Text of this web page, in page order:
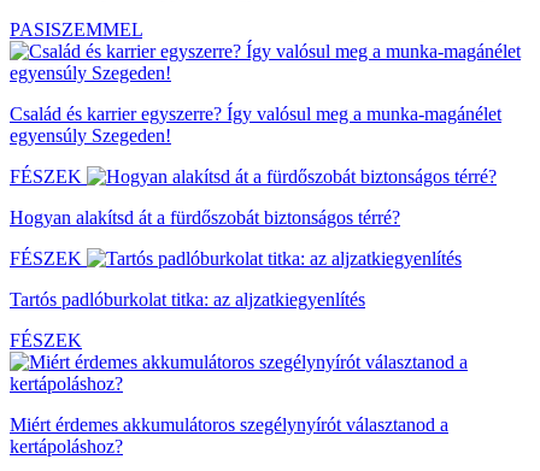
PASISZEMMEL
Család és karrier egyszerre? Így valósul meg a munka-magánélet
egyensúly Szegeden!
FÉSZEK
Hogyan alakítsd át a fürdőszobát biztonságos térré?
FÉSZEK
Tartós padlóburkolat titka: az aljzatkiegyenlítés
FÉSZEK
Miért érdemes akkumulátoros szegélynyírót választanod a
kertápoláshoz?